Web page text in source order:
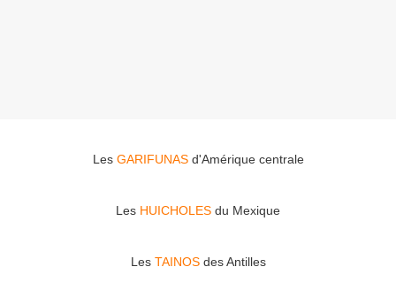
Les GARIFUNASd'Amérique centrale
Les HUICHOLES du Mexique
Les TAINOSdes Antilles